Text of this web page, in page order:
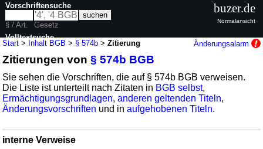
Start > Inhalt BGB > § 574b >Zitierung Änderungsalarm
Zitierungen von§ 574b BGB
Sie sehen die Vorschriften, die auf § 574b BGB verweisen.
Die Liste ist unterteilt nach Zitaten in BGB selbst,
Ermächtigungsgrundlagen,anderen geltenden Titeln,
Änderungsvorschriften und inaufgehobenen Titeln.
interne Verweise
Vorschriftensuche
§ / Art.
Gesetz
Volltextsuche
nur in BGB
buzer.de
Normalansicht